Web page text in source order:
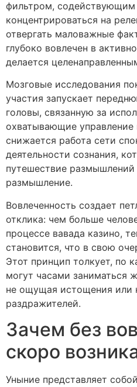
фильтром, содействующим
концентрироваться на
отвергать маловажные
глубоко вовлечен в
делается
Мозговые исследования
участия запускает
головы, связанную за
охватывающие управление
снижается работа сети
деятельности сознания,
путешествие
размышление.
Вовлеченность создает
отклика: чем больше
процессе вавада казино,
становится, что в свою
Этот принцип толкует, по
могут часами заниматься
не ощущая истощения или
раздражителей.
Зачем без
скоро
Уныние представляет